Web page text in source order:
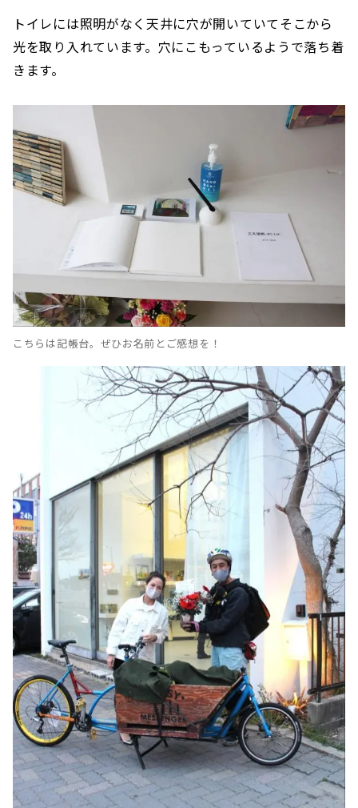
トイレには照明がなく天井に穴が開いていてそこから
光を取り入れています。穴にこもっているようで落ち着
きます。
こちらは記帳台。ぜひお名前とご感想を！